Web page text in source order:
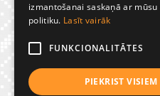
izmantošanai saskaņā ar
politiku. Lasīt vairāk
FUNKCIONALITĀTES
PIEKRIST VISIEM